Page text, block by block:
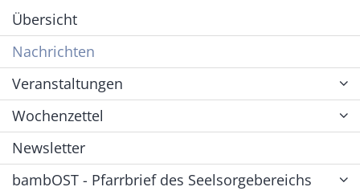
Übersicht
Nachrichten
Veranstaltungen
Wochenzettel
Newsletter
bambOST - Pfarrbrief des Seelsorgebereichs